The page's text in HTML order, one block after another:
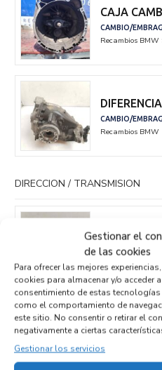
Gestionar el
de las cookies
Para ofrecer las mejores
cookies para almacenar y/o
consentimiento de estas
como el comportamiento de
este sitio. No consentir o retirar el
negativamente a ciertas
Gestionar los servicios
CAJA
CAMBIO/
Recambios BMW
CAMBIO/
Recambios BMW
DIRECCION / TRANSMISION
DIRECCION /
Recambios BMW
DIRECCION /
Recambios BMW